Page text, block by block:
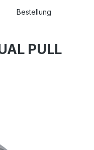
Bestellung
PULL